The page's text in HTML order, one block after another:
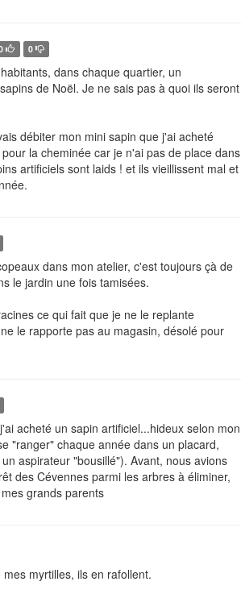
0
dans chaque quartier, un
de Noël. Je ne sais pas à quoi ils seront
débiter mon mini sapin que j'ai acheté
la cheminée car je n'ai pas de place dans
artificiels sont laids ! et ils vieillissent mal et
dans mon atelier, c'est toujours çà de
le jardin une fois tamisées.
ce qui fait que je ne le replante
le rapporte pas au magasin, désolé pour
acheté un sapin artificiel...hideux selon mon
"ranger" chaque année dans un placard,
aspirateur "bousillé"). Avant, nous avions
des Cévennes parmi les arbres à éliminer,
grands parents
myrtilles, ils en rafollent.